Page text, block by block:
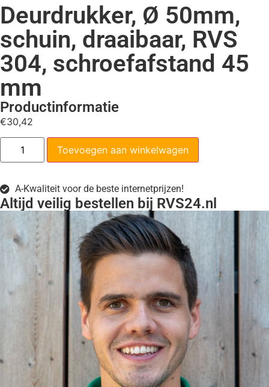
Deurdrukker, Ø 50mm,
schuin, draaibaar, RVS
304, schroefafstand 45
mm
Productinformatie
€30,42
Toevoegen aan winkelwagen
A-Kwaliteit voor de beste internetprijzen!
Altijd veilig bestellen bij RVS24.nl